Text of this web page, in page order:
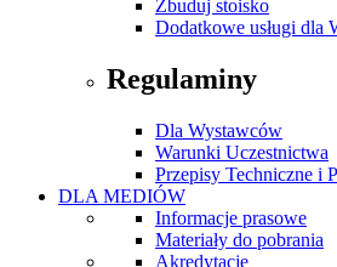
Zbuduj stoisko
Dodatkowe usługi dla
Regulaminy
Dla Wystawców
Warunki Uczestnictwa
Przepisy Techniczne i
DLA MEDIÓW
Informacje prasowe
Materiały do pobrania
Akredytacje